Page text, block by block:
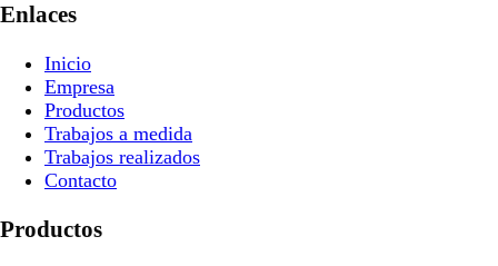
Enlaces
Inicio
Empresa
Productos
Trabajos a medida
Trabajos realizados
Contacto
Productos